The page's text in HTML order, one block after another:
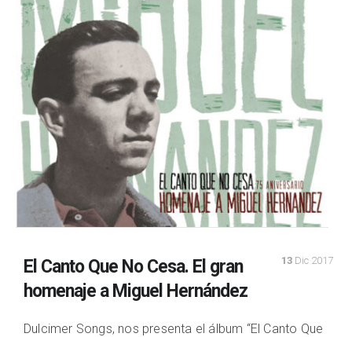
13 Dic 2017
El Canto Que No Cesa. El gran
homenaje a Miguel Hernández
Dulcimer Songs, nos presenta el álbum “El Canto Que